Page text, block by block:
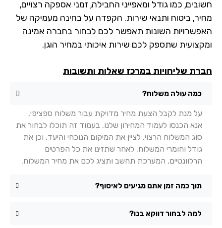
כמו גודל ומאפייני החבילה, זמני אספקה רצויים,
ביטוח ותנאי שירות. הקפדה על בחינה מעמיקה של
השונות תאפשר לכם לבחור בחברה אמינה
שתספק לכם שירות איכותי במחיר הוגן.
שליחויות במרכז שאלות ותשובות
כמה עולה משלוח?
על מנת לקבל הצעת מחיר מדויקת עבור משלוח ספציפי,
אנא הכנסו לעמוד המחירון שלנו. בעמוד זה תוכלו לבחור את
סוג המשלוח הרצוי, לציין את המיקום הנוכחי והיעד, וכן את
גודל וחומרי המשלוח. לאחר שתזינו את כל הפרטים
הרלוונטיים, המערכת תחשב ותציג לכם את מחיר המשלוח.
תוך כמה זמן אתם מגיעים לאיסוף?
למה לבחור דווקא בנו?